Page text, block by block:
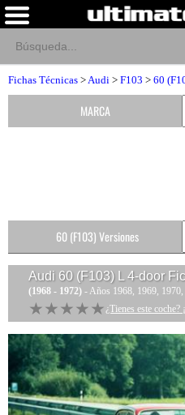
Fichas Técnicas >Audi > F103 > 60
Audi 60 (F103) L 4-door
(1968 - 1972) - Años 1968, 1969,
★★★★★
★★★★★ ¿Tienes este coche?
MARCA
60 (F103) Versiones